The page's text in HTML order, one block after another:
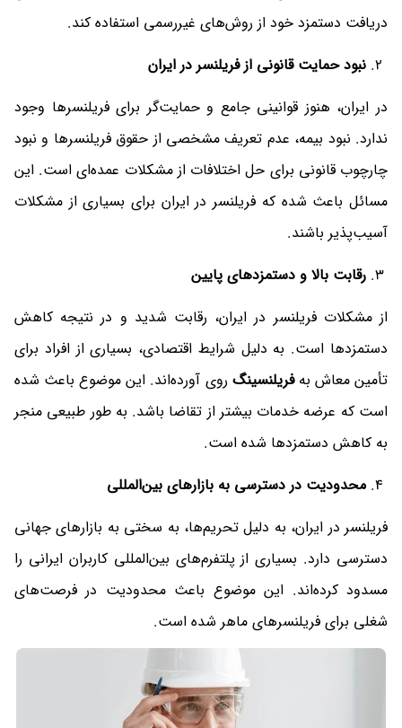
دریافت دستمزد خود از روش‌های غیررسمی استفاده کند.
نبود حمایت قانونی از فریلنسر در ایران
در ایران، هنوز قوانینی جامع و حمایت‌گر برای فریلنسرها وجود
ندارد. نبود بیمه، عدم تعریف مشخصی از حقوق فریلنسرها و نبود
چارچوب قانونی برای حل اختلافات از مشکلات عمده‌ای است. این
مسائل باعث شده که فریلنسر در ایران برای بسیاری از مشکلات
آسیب‌پذیر باشند.
رقابت بالا و دستمزدهای پایین
از مشکلات فریلنسر در ایران، رقابت شدید و در نتیجه کاهش
دستمزدها است. به دلیل شرایط اقتصادی، بسیاری از افراد برای
تأمین معاش بهفریلنسینگ روی آورده‌اند. این موضوع باعث شده
است که عرضه خدمات بیشتر از تقاضا باشد. به طور طبیعی منجر
به کاهش دستمزدها شده است.
محدودیت در دسترسی به بازارهای بین‌المللی
فریلنسر در ایران، به دلیل تحریم‌ها، به سختی به بازارهای جهانی
دسترسی دارد. بسیاری از پلتفرم‌های بین‌المللی کاربران ایرانی را
مسدود کرده‌اند. این موضوع باعث محدودیت در فرصت‌های
شغلی برای فریلنسرهای ماهر شده است.